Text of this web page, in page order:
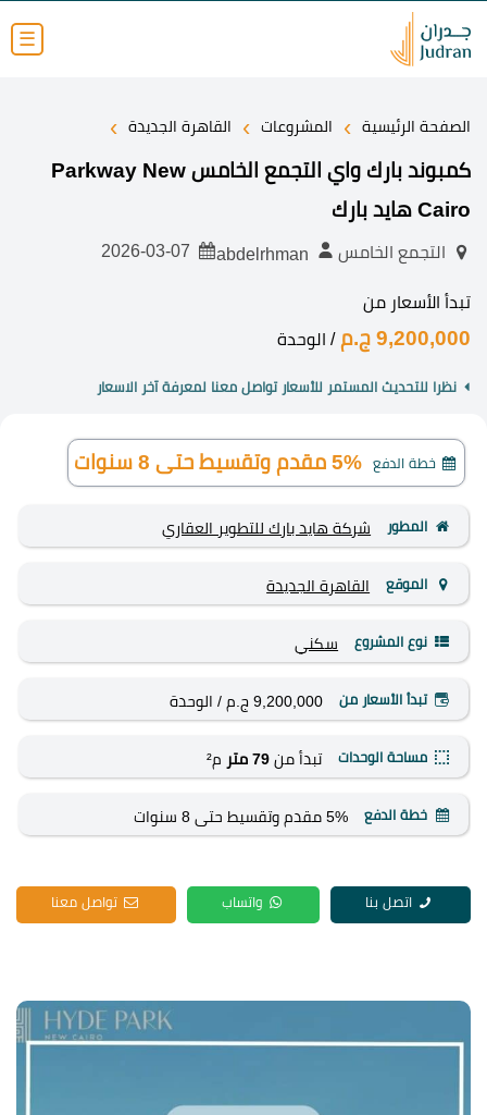
☰
الصفحة الرئيسية › المشروعات › القاهرة الجديدة ›
كمبوند بارك واي التجمع الخامس Parkway New
Cairo هايد بارك
التجمع الخامس
تبدأ الأسعار من
9,200,000 ج.م / الوحدة
نظرا للتحديث المستمر للأسعار تواصل معنا لمعرفة آخر الاسعار
خطة الدفع 5% مقدم وتقسيط حتى 8 سنوات
المطور شركة هايد بارك للتطوير العقاري
الموقع القاهرة الجديدة
نوع المشروع سكني
تبدأ الأسعار من 9,200,000 ج.م / الوحدة
مساحة الوحدات تبدأ من 79 متر م²
خطة الدفع 5% مقدم وتقسيط حتى 8 سنوات
اتصل بنا واتساب تواصل معنا